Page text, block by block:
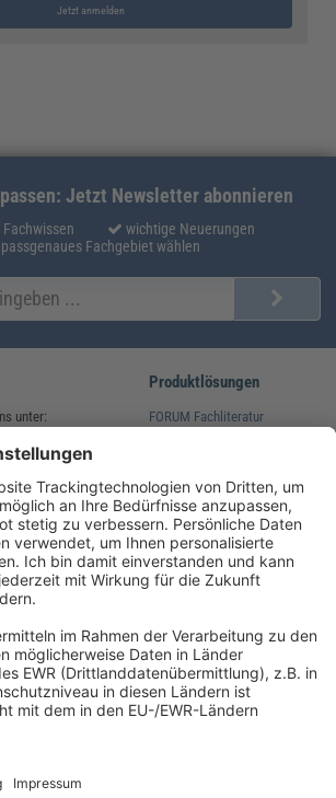
Jetzt anmelden
Jetzt Newsletter abonnieren
wichtige Neuerungen
passgenaues Fachgebiet wählen
unter:
23
verlag.com
Uhr
Uhr
Produktlösungen
FORUM Fachliteratur
Folgen Sie uns